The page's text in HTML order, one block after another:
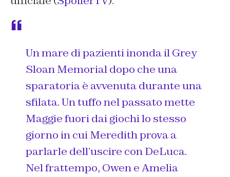
Un mare di pazienti inonda il Grey
Sloan Memorial dopo che una
sparatoria è avvenuta durante una
sfilata. Un tuffo nel passato mette
Maggie fuori dai giochi lo stesso
giorno in cui Meredith prova a
parlarle dell’uscire con DeLuca.
Nel frattempo, Owen e Amelia